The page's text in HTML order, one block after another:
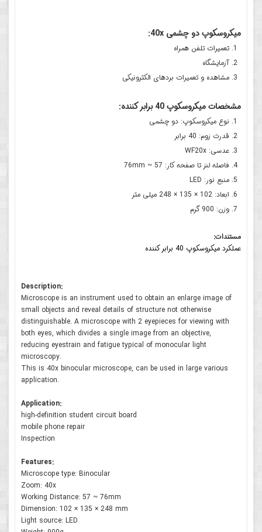
میکروسکوپ دو چشمی 40x:
تعمیرات تلفن همراه
آزمایشگاه
مشاهده و تعمیرات بردهای الکترونیکی
مشخصات میکروسکوپ 40 برابر کننده:
نوع میکروسکوپ: دو چشمی
قدرت زوم: 40 برابر
عدسی: WF20x
فاصله لنز تا صفحه کار: 57 ~ 76mm
منبع نور: LED
ابعاد: 102 × 135 × 248 میلی متر
وزن: 900 گرم
مستندات:
عملکرد میکروسکوپ 40 برابر کننده
Description:
Microscope is an instrument used to obtain an enlarge image of
small objects and reveal details of structure not otherwise
distinguishable. A microscope with 2 eyepieces for viewing with
both eyes, which divides a single image from an objective,
reducing eyestrain and fatigue typical of monocular light
microscopy.
This is 40x binocular microscope, can be used in large various
application.
Application:
high-definition student circuit board
mobile phone repair
Inspection
Features:
Microscope type: Binocular
Zoom: 40x
Working Distance: 57 ~ 76mm
Dimension: 102 × 135 × 248 mm
Light source: LED